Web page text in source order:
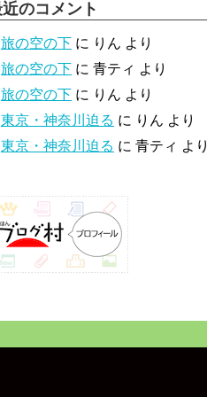
のコメント
旅の空の下 に りん より
旅の空の下 に 青ティ より
旅の空の下 に りん より
東京・神奈川迫る に りん より
東京・神奈川迫る に 青ティ より